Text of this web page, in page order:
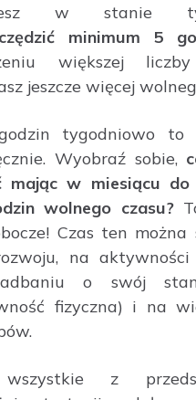
w stanie
minimum 5
większej
jeszcze więcej
tygodniowo to
Wyobraź sobie,
mając w miesiącu do
wolnego czasu?
Czas ten można
na
o swój
fizyczna) i na
z